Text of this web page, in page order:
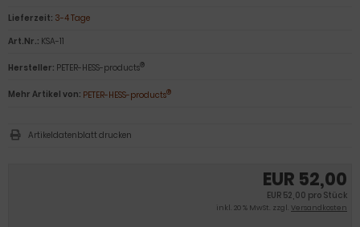
EUR 52,00
EUR 52,00 pro Stück
inkl. 20 % MwSt. zzgl. Versandkosten
Lieferzeit: 3-4 Tage
Art.Nr.: KSA-11
Hersteller: PETER-HESS-products®
Mehr Artikel von: PETER-HESS-products®
Artikeldatenblatt drucken